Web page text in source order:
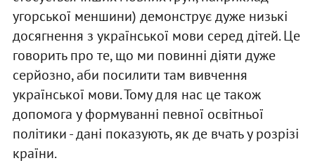
угорської меншини) демонструє дуже низькі
досягнення з української мови серед дітей. Це
говорить про те, що ми повинні діяти дуже
серйозно, аби посилити там вивчення
української мови. Тому для нас це також
допомога у формуванні певної освітньої
політики - дані показують, як де вчать у розрізі
країни.